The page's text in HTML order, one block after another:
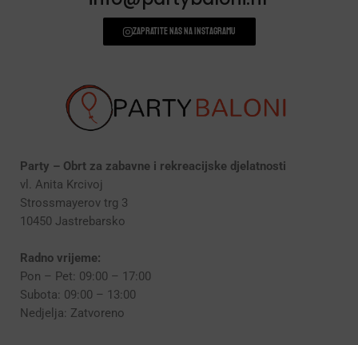
Zapratite nas na instagramu
Party – Obrt za zabavne i rekreacijske djelatnosti
vl. Anita Krcivoj
Strossmayerov trg 3
10450 Jastrebarsko
Radno vrijeme:
Pon – Pet: 09:00 – 17:00
Subota: 09:00 – 13:00
Nedjelja: Zatvoreno